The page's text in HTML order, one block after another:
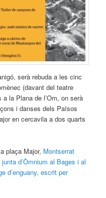
serà rebuda a les cinc
(davant del teatre
la Plana de l’Om, on serà
i danses dels Països
en cercavila a dos quarts
plaça Major, Montserrat
d’Òmnium al Bages i al
d’enguany, escrit per